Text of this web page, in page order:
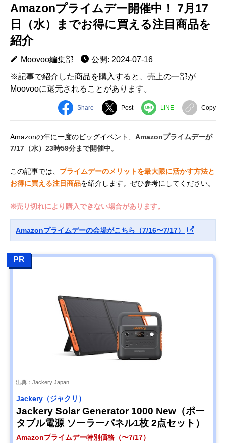
Amazonプライムデー開催中！ 7月17
日（水）までお得に買える注目商品を
紹介
Moovoo編集部
公開: 2024-07-16
※記事で紹介した商品を購入すると、売上の一部が
Moovooに還元されることがあります。
Share Post LINE Copy
Amazonの年に一度のビッグイベント、 Amazonプライムデーが
7/17（水）23時59分まで開催中。
この記事では、 プライムデーのメリットを最大限に活かす方法と
お得に買える注目商品を紹介します。ぜひ参考にしてください。
※売り切れにより購入できない場合があります。
Amazonプライムデーの会場がこちら（7/16〜7/17）
PR
出典：Jackery Japan
Jackery（ジャクリ）
Jackery Solar Generator 1000 New（ポー
タブル電源 ソーラーパネル1枚 2点セット）
Amazonプライムデー特別価格（〜7/17）